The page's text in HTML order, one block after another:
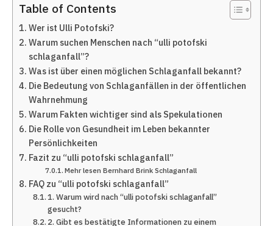
Table of Contents
Wer ist Ulli Potofski?
Warum suchen Menschen nach “ulli potofski
schlaganfall”?
Was ist über einen möglichen Schlaganfall bekannt?
Die Bedeutung von Schlaganfällen in der öffentlichen
Wahrnehmung
Warum Fakten wichtiger sind als Spekulationen
Die Rolle von Gesundheit im Leben bekannter
Persönlichkeiten
Fazit zu “ulli potofski schlaganfall”
Mehr lesen Bernhard Brink Schlaganfall
FAQ zu “ulli potofski schlaganfall”
1. Warum wird nach “ulli potofski schlaganfall”
gesucht?
2. Gibt es bestätigte Informationen zu einem